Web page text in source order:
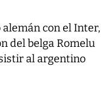
con el Inter,
del belga Romelu
al argentino